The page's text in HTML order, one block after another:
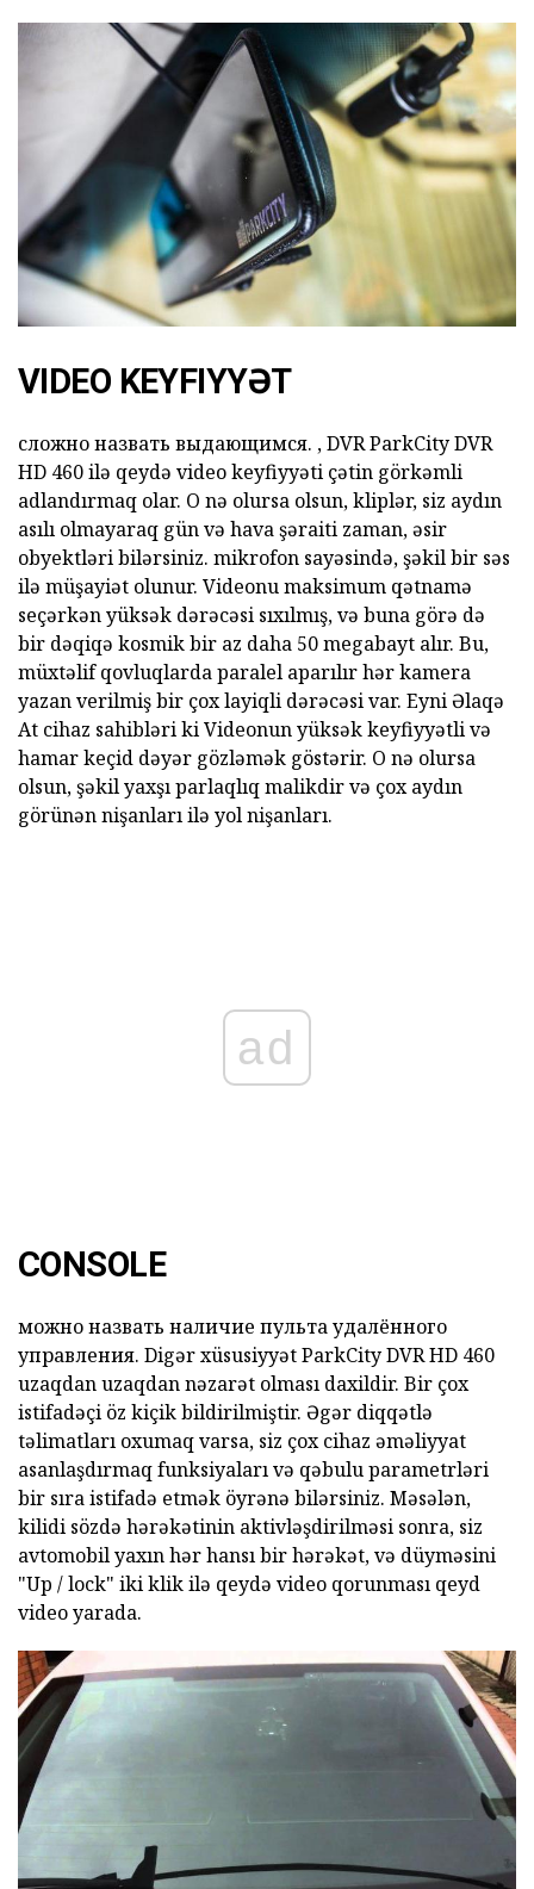
VIDEO KEYFIYYƏT
сложно назвать выдающимся. ,DVRParkCity DVR
HD 460ilə qeydə video keyfiyyəti çətin görkəmli
adlandırmaq olar. O nə olursa olsun, kliplər, siz aydın
asılı olmayaraq gün və hava şəraiti zaman, əsir
obyektləri bilərsiniz. mikrofon sayəsində, şəkil bir səs
ilə müşayiət olunur. Videonu maksimum qətnamə
seçərkən yüksək dərəcəsi sıxılmış, və buna görə də
bir dəqiqə kosmik bir az daha 50 megabayt alır. Bu,
müxtəlif qovluqlarda paralel aparılır hər kamera
yazan verilmiş bir çox layiqli dərəcəsi var. Eyni Əlaqə
At cihaz sahibləri ki Videonun yüksək keyfiyyətli və
hamar keçid dəyər gözləmək göstərir. O nə olursa
olsun, şəkil yaxşı parlaqlıq malikdir və çox aydın
görünən nişanları ilə yol nişanları.
ad
CONSOLE
можно назвать наличие пульта удалённого
управления. Digər xüsusiyyətParkCity DVR HD 460
uzaqdan uzaqdan nəzarət olması daxildir. Bir çox
istifadəçi öz kiçik bildirilmiştir. Əgər diqqətlə
təlimatları oxumaq varsa, siz çox cihaz əməliyyat
asanlaşdırmaq funksiyaları və qəbulu parametrləri
bir sıra istifadə etmək öyrənə bilərsiniz. Məsələn,
kilidi sözdə hərəkətinin aktivləşdirilməsi sonra, siz
avtomobil yaxın hər hansı bir hərəkət, və düyməsini
"Up / lock" iki klik ilə qeydə video qorunması qeyd
video yarada.